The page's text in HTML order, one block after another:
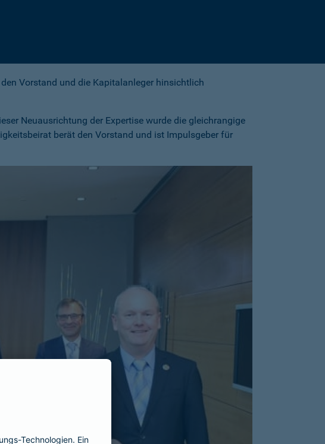
Vorstand und die Kapitalanleger hinsichtlich
Neuausrichtung der Expertise wurde die gleichrangige
berät den Vorstand und ist Impulsgeber für